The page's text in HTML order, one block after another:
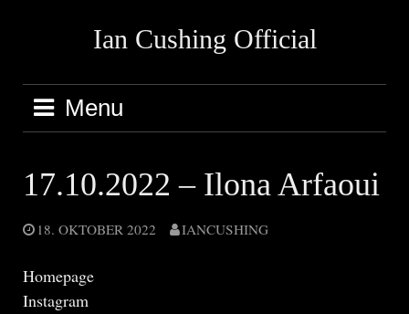
Ian Cushing Official
Menu
17.10.2022 – Ilona Arfaoui
18. OKTOBER 2022 IANCUSHING
Homepage
Instagram